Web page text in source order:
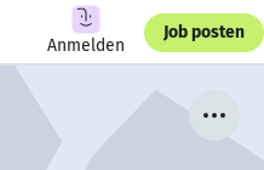
Anmelden
Job posten